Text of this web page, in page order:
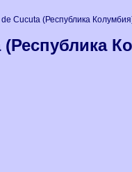
Cucuta (Республика